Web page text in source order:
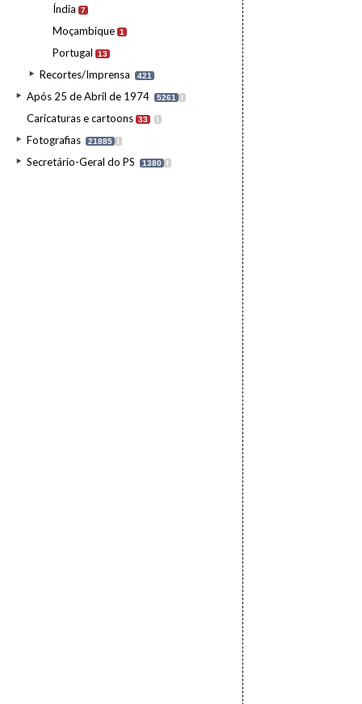
Índia 7
Moçambique 1
Portugal 13
Recortes/Imprensa 421
Após 25 de Abril de 1974 5261 I
Caricaturas e cartoons 33 I
Fotografias 21885 I
Secretário-Geral do PS 1380 I